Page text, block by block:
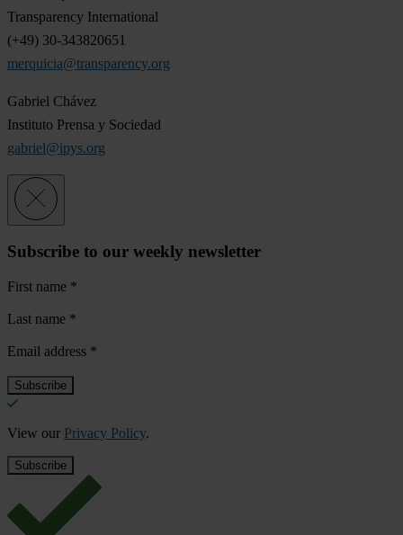
Transparency International
(+49) 30-343820651
merquicia@transparency.org
Gabriel Chávez
Instituto Prensa y Sociedad
gabriel@ipys.org
Subscribe to our weekly newsletter
First name *
Last name *
Email address *
View our Privacy Policy.